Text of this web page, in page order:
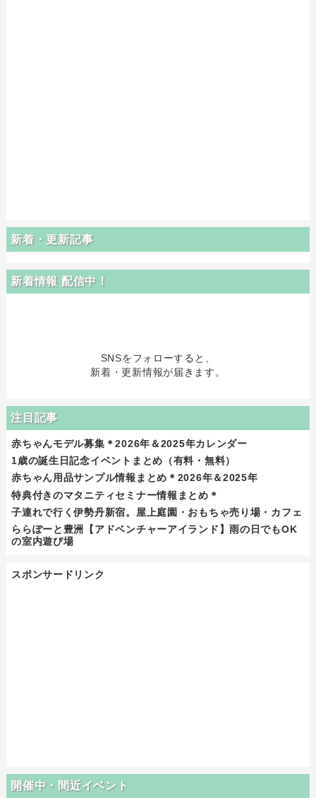
新着・更新記事
新着情報 配信中！
SNSをフォローすると、
新着・更新情報が届きます。
注目記事
赤ちゃんモデル募集＊2026年＆2025年カレンダー
1歳の誕生日記念イベントまとめ（有料・無料）
赤ちゃん用品サンプル情報まとめ＊2026年＆2025年
特典付きのマタニティセミナー情報まとめ＊
子連れで行く伊勢丹新宿。屋上庭園・おもちゃ売り場・カフェ
ららぽーと豊洲【アドベンチャーアイランド】雨の日でもOK
の室内遊び場
スポンサードリンク
開催中・間近イベント